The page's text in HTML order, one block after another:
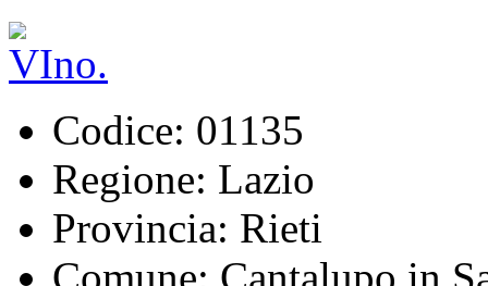
Codice: 01135
Regione: Lazio
Provincia: Rieti
Comune: Cantalupo in